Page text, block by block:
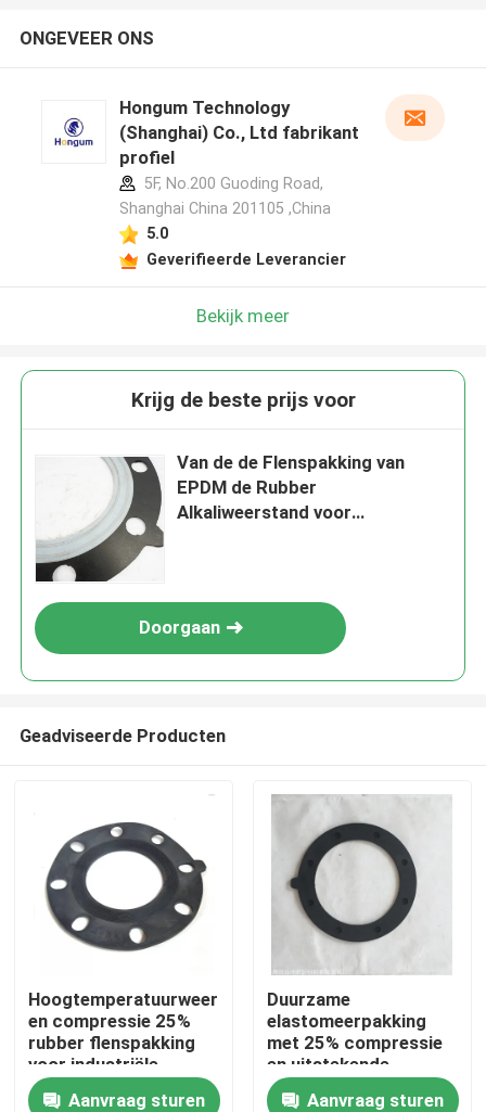
Huis
ONGEVEER ONS
Hongum Technology
(Shanghai) Co., Ltd fabrikant
profiel
5F, No.200 Guoding Road,
Shanghai China 201105 ,China
5.0
Geverifieerde Leverancier
Bekijk meer
Krijg de beste prijs voor
Van de de Flenspakking van
EPDM de Rubber
Alkaliweerstand voor
Doorgaan
Geadviseerde Producten
Hoogtemperatuurweerstand
en compressie 25%
rubber flenspakking
voor industriële
Aanvraag sturen
Duurzame
elastomeerpakking
met 25% compressie
en uitstekende
alkalische weerstand
Aanvraag sturen